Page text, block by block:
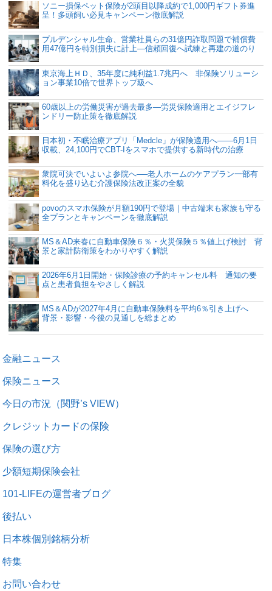
ソニー損保ペット保険が2頭目以降成約で1,000円ギフト券進
呈！多頭飼い必見キャンペーン徹底解説
プルデンシャル生命、営業社員らの31億円詐取問題で補償費
用47億円を特別損失に計上―信頼回復へ試練と再建の道のり
東京海上ＨＤ、35年度に純利益1.7兆円へ 非保険ソリューシ
ョン事業10倍で世界トップ級へ
60歳以上の労働災害が過去最多―労災保険適用とエイジフレ
ンドリー防止策を徹底解説
日本初・不眠治療アプリ「Medcle」が保険適用へ――6月1日
収載、24,100円でCBT-Iをスマホで提供する新時代の治療
衆院可決でいよいよ参院へ──老人ホームのケアプラン一部有
料化を盛り込む介護保険法改正案の全貌
povoのスマホ保険が月額190円で登場｜中古端末も家族も守る
全プランとキャンペーンを徹底解説
MS＆AD来春に自動車保険６％・火災保険５％値上げ検討 背
景と家計防衛策をわかりやすく解説
2026年6月1日開始・保険診療の予約キャンセル料 通知の要
点と患者負担をやさしく解説
MS＆ADが2027年4月に自動車保険料を平均6％引き上げへ
背景・影響・今後の見通しを総まとめ
金融ニュース
保険ニュース
今日の市況（関野’s VIEW）
クレジットカードの保険
保険の選び方
少額短期保険会社
101-LIFEの運営者ブログ
後払い
日本株個別銘柄分析
特集
お問い合わせ